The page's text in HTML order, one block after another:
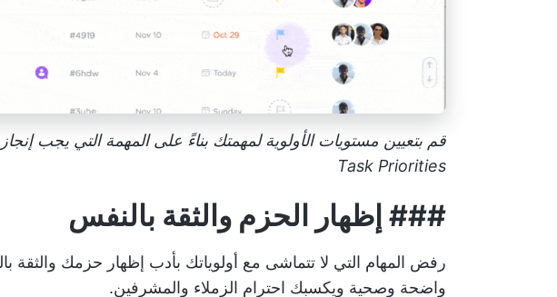
Task Priorities
### إظهار الحزم والثقة بالنفس
رفض المهام التي لا تتماشى مع أولوياتك بأدب إظهار حزمك والثقة
واضحة وصحية ويكسبك احترام الزملاء والمشرفين.